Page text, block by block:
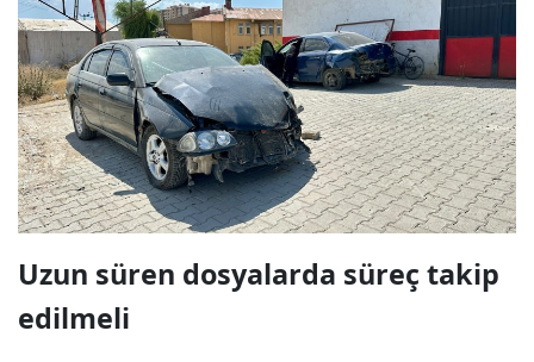
Uzun süren dosyalarda süreç takip
edilmeli